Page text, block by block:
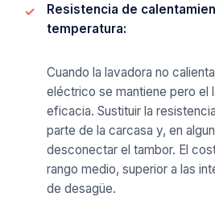
Resistencia de
temperatura:
Cuando la lavadora no
eléctrico se mantiene pero el
eficacia. Sustituir la
parte de la carcasa y, en
desconectar el tambor. El
rango medio, superior a las
de desagüe.